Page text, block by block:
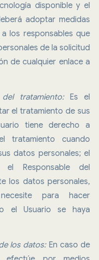
disponible y el
adoptar medidas
los responsables que
de la solicitud
de cualquier enlace a
tratamiento:Es el
el tratamiento de sus
tiene derecho a
tratamiento cuando
datos personales; el
el Responsable del
los datos personales,
para hacer
el Usuario se haya
los datos:En caso de